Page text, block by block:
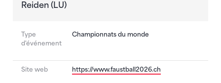
Reiden (LU)
Type
d'événement
Championnats du monde
Site web https://www.faustball2026.ch